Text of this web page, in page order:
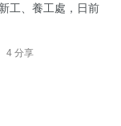
工、養工處，日前
4 分享